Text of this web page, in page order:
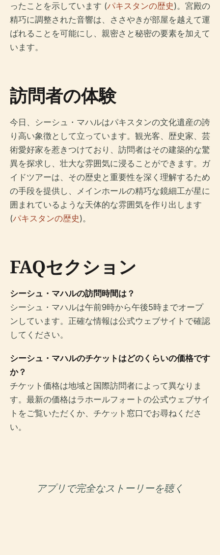
ったことを示しています (パキスタンの歴史)。宮殿の
精巧に調整された音響は、ささやきが部屋を越えて運
ばれることを可能にし、親密さと秘密の要素を加えて
います。
訪問者の体験
今日、シーシュ・マハルはパキスタンの文化遺産の誇
り高い象徴として立っています。観光客、歴史家、芸
術愛好家を惹きつけており、訪問者はその建築的な驚
異を探求し、壮大な雰囲気に浸ることができます。ガ
イドツアーは、その歴史と重要性を深く理解するため
の手段を提供し、メインホールの精巧な鏡細工が星に
囲まれているような天体的な雰囲気を作り出します
(パキスタンの歴史)。
FAQセクション
シーシュ・マハルの訪問時間は？
シーシュ・マハルは午前9時から午後5時までオープ
ンしています。正確な情報は公式ウェブサイトで確認
してください。
シーシュ・マハルのチケットはどのくらいの価格です
か？
チケット価格は地域と国際訪問者によって異なりま
す。最新の価格はラホールフォートの公式ウェブサイ
トをご覧いただくか、チケット窓口でお尋ねくださ
い。
アプリで完全なストーリーを聴く